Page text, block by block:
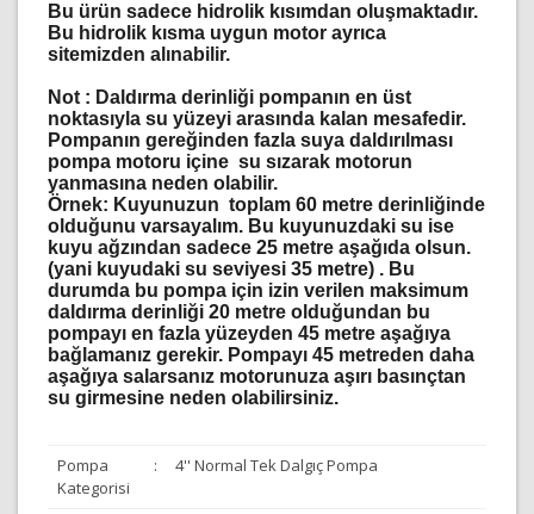
Bu ürün sadece hidrolik kısımdan oluşmaktadır.
Bu hidrolik kısma uygun motor ayrıca
sitemizden alınabilir.
Not : Daldırma derinliği pompanın en üst
noktasıyla su yüzeyi arasında kalan mesafedir.
Pompanın gereğinden fazla suya daldırılması
pompa motoru içine su sızarak motorun
yanmasına neden olabilir.
Örnek: Kuyunuzun toplam 60 metre derinliğinde
olduğunu varsayalım. Bu kuyunuzdaki su ise
kuyu ağzından sadece 25 metre aşağıda olsun.
(yani kuyudaki su seviyesi 35 metre) . Bu
durumda bu pompa için izin verilen maksimum
daldırma derinliği 20 metre olduğundan bu
pompayı en fazla yüzeyden 45 metre aşağıya
bağlamanız gerekir. Pompayı 45 metreden daha
aşağıya salarsanız motorunuza aşırı basınçtan
su girmesine neden olabilirsiniz.
Pompa
Kategorisi
: 4'' Normal Tek Dalgıç Pompa